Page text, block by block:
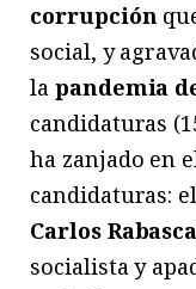
corrupción
social, y
lapandemia
candidaturas
ha zanjado en
candidaturas:
Carlos
socialista y